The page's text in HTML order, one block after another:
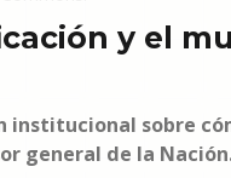
y el
institucional sobre
general de la